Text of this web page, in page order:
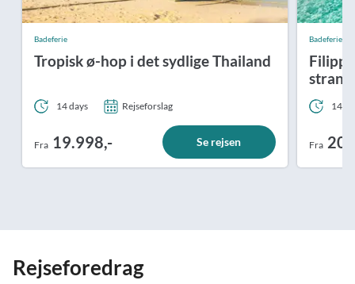
Badeferie
Tropisk ø-hop i det sydlige Thailand
14 days Rejseforslag
Fra 19.998,- Se rejsen
Badeferie
14
Fra
Rejseforedrag